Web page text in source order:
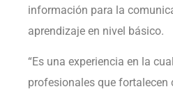
información para la
aprendizaje en nivel básico.
“Es una experiencia en la
profesionales que fortalecen